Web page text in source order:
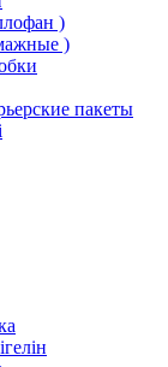
)
)
пакеты